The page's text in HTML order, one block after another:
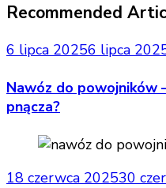
Recommended
6 lipca 20256 lipca
Nawóz do powojników
pnącza?
18 czerwca 202530